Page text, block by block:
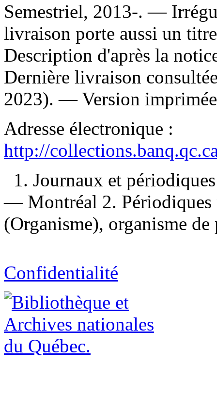
Semestriel, 2013-. —
livraison porte aussi un
Description d'après la
Dernière livraison
2023). —Version
Adresse électronique :
http://
1. Journaux et
— Montréal 2. Périodiques
(Organisme), organisme
Confidentialité